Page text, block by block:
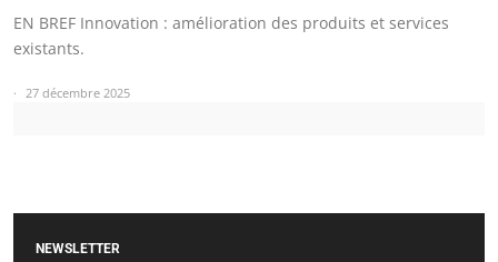
EN BREF Innovation : amélioration des produits et services
existants.
27 décembre 2025
NEWSLETTER